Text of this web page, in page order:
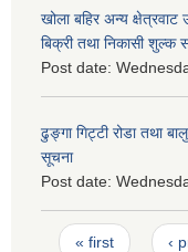
खोला बहिर अन्य
बिक्री तथा निकासी शुल्क
Post date:
ढुङ्गा गिट्टी रोडा तथा
सूचना
Post date:
Pages
« first ‹